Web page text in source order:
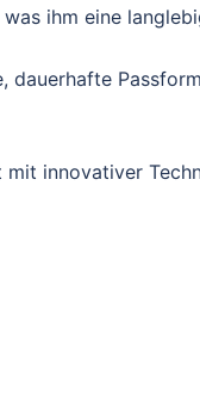
ihm eine
innovativer